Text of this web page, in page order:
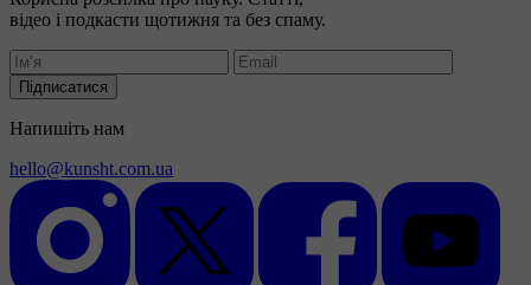
відео і подкасти щотижня та без спаму.
Підписатися
Напишіть нам
hello@kunsht.com.ua